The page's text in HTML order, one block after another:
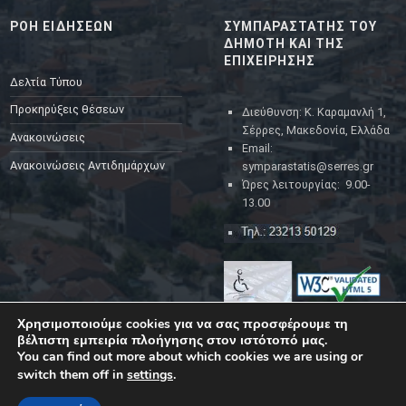
ΡΟΗ ΕΙΔΗΣΕΩΝ
Δελτία Τύπου
Προκηρύξεις θέσεων
Ανακοινώσεις
Ανακοινώσεις Αντιδημάρχων
ΣΥΜΠΑΡΑΣΤΑΤΗΣ ΤΟΥ
ΔΗΜΟΤΗ ΚΑΙ ΤΗΣ
ΕΠΙΧΕΙΡΗΣΗΣ
Διεύθυνση: Κ. Καραμανλή 1,
Σέρρες, Μακεδονία, Ελλάδα
Email:
symparastatis@serres.gr
Ώρες λειτουργίας: 9.00-
13.00
© 2023Δήμος Σερρών
Χρησιμοποιούμε cookies για να σας προσφέρουμε τη
βέλτιστη εμπειρία πλοήγησης στον ιστότοπό μας.
You can find out more about which cookies we are using or
switch them off in settings.